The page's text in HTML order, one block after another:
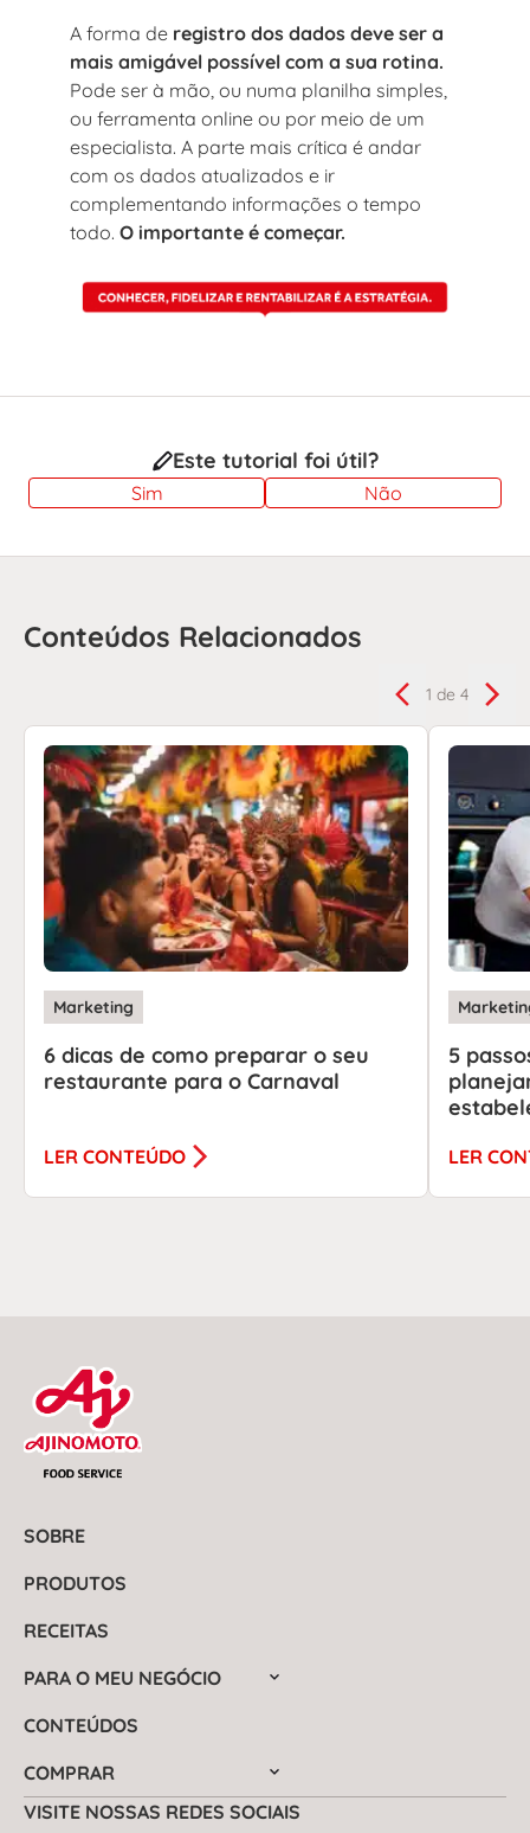
A forma de registro dos dados deve ser a
mais amigável possível com a sua rotina.
Pode ser à mão, ou numa planilha simples,
ou ferramenta online ou por meio de um
especialista. A parte mais crítica é andar
com os dados atualizados e ir
complementando informações o tempo
todo. O importante é começar.
Este tutorial foi útil?
Sim Não
Conteúdos Relacionados
1 de 4
Marketing
6 dicas de como preparar o seu
restaurante para o Carnaval
LER CONTEÚDO
5
LER
SOBRE
PRODUTOS
RECEITAS
PARA O MEU NEGÓCIO
CONTEÚDOS
COMPRAR
VISITE NOSSAS REDES SOCIAIS